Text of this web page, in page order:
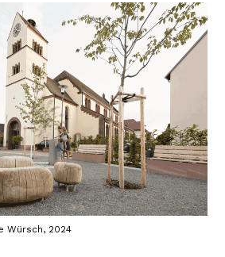
Würsch, 2024